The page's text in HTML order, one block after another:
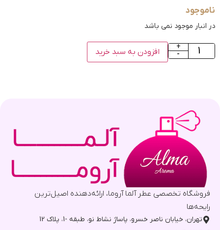
ناموجود
در انبار موجود نمی باشد
-
+
افزودن به سبد خرید
فروشگاه تخصصی عطر آلما آروما، ارائه‌دهنده اصیل‌ترین
رایحه‌ها
تهران، خیابان ناصر خسرو، پاساژ نشاط نو، طبقه -1، پلاک 12